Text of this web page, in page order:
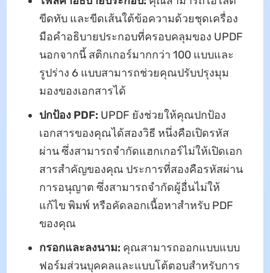
ขีดทับ และขีดเส้นใต้ข้อความด้วยชุดเครื่อง
มือคําอธิบายประกอบที่ครอบคลุมของ UPDF
นอกจากนี้ สติกเกอร์มากกว่า 100 แบบและ
รูปร่าง 6 แบบสามารถช่วยคุณปรับปรุงมุม
มองของเอกสารได้
ปกป้อง PDF: UPDF ยังช่วยให้คุณปกป้อง
เอกสารของคุณได้สองวิธี หนึ่งคือเปิดรหัส
ผ่าน ซึ่งสามารถจํากัดแฮกเกอร์ไม่ให้เปิดเอก
สารสําคัญของคุณ ประการที่สองคือรหัสผ่าน
การอนุญาต ซึ่งสามารถจํากัดผู้อื่นไม่ให้
แก้ไข พิมพ์ หรือคัดลอกเนื้อหาสําหรับ PDF
ของคุณ
กรอกและลงนาม: คุณสามารถออกแบบแบบ
ฟอร์มส่วนบุคคลและแบบโต้ตอบสําหรับการ